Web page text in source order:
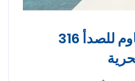
إطار أمامي من الفولاذ المقاوم للصدأ 316